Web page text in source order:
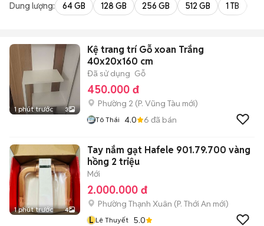
Dung lượng: 64 GB 128 GB 256 GB 512 GB 1 TB
1 phút trước 3
Kệ trang trí Gỗ xoan Trắng
40x20x160 cm
Đã sử dụng Gỗ
450.000 đ
Phường 2 (P. Vũng Tàu mới)
Tô Thái 4.0 6 đã bán
1 phút trước 4
Tay nắm gạt Hafele 901.79.700 vàng
hồng 2 triệu
Mới
2.000.000 đ
Phường Thạnh Xuân (P. Thới An mới)
L Lê Thuyết 5.0